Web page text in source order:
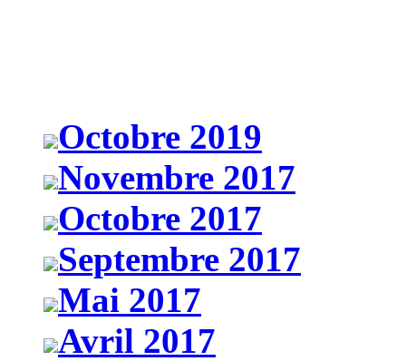
Octobre 2019
Novembre 2017
Octobre 2017
Septembre 2017
Mai 2017
Avril 2017